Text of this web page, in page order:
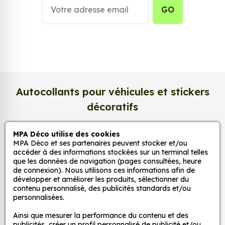
une impression enhaute définition
, chaque détail
Nous imprimons sur un
papier photo
professionnel de 275 g/m² , extra blanc et
légèrement satiné. Ce support haut de gamme
garantit une excellente stabilité dans le temps, une
surface lisse au toucher, et une fidélité des teintes
incomparable. Vos créations conservent tout leur
éclat, sans reflets gênants ni décoloration due à la
lumière.
Une impression photo professionnelle
haute définition
Chaque affiche est produite avec desencres
GO
Autocollants pour véhicules et stickers
décoratifs
MPA Déco
Nos services
Nos sites
MPA Déco utilise des cookies
MPA Déco et ses partenaires peuvent stocker et/ou
accéder à des informations stockées sur un terminal telles
que les données de navigation (pages consultées, heure
de connexion). Nous utilisons ces informations afin de
développer et améliorer les produits, sélectionner du
contenu personnalisé, des publicités standards et/ou
personnalisées.
Ainsi que mesurer la performance du contenu et des